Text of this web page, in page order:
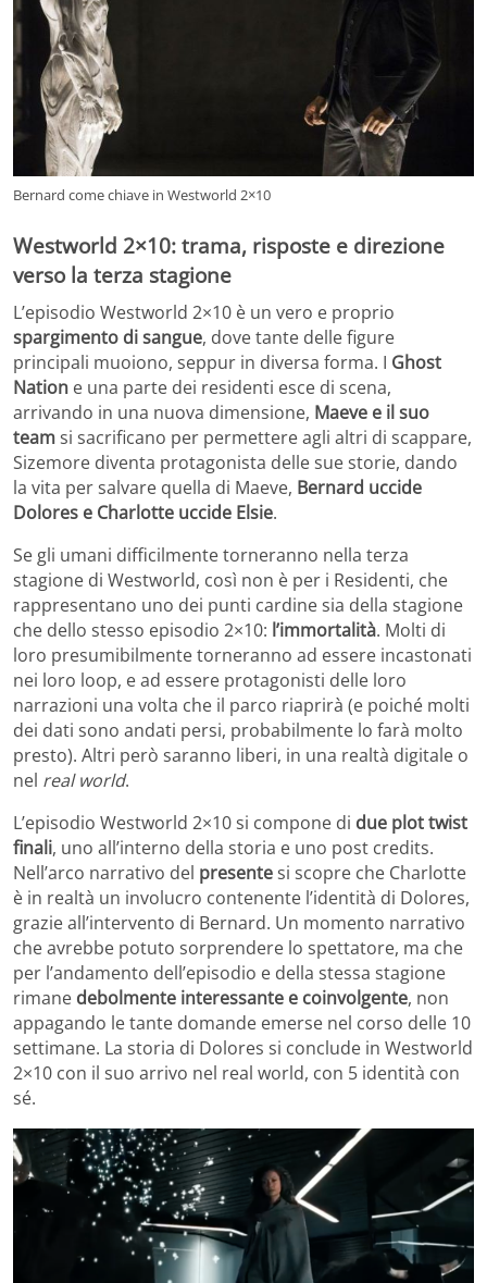
Bernard come chiave in Westworld 2×10
Westworld 2×10: trama, risposte e direzione
verso la terza stagione
L’episodio Westworld 2×10 è un vero e proprio
spargimento di sangue, dove tante delle figure
principali muoiono, seppur in diversa forma. I Ghost
Nation e una parte dei residenti esce di scena,
arrivando in una nuova dimensione, Maeve e il suo
teamsi sacrificano per permettere agli altri di scappare,
Sizemore diventa protagonista delle sue storie, dando
la vita per salvare quella di Maeve, Bernard uccide
Dolores e Charlotte uccide Elsie.
Se gli umani difficilmente torneranno nella terza
stagione di Westworld, così non è per i Residenti, che
rappresentano uno dei punti cardine sia della stagione
che dello stesso episodio 2×10: l’immortalità. Molti di
loro presumibilmente torneranno ad essere incastonati
nei loro loop, e ad essere protagonisti delle loro
narrazioni una volta che il parco riaprirà (e poiché molti
dei dati sono andati persi, probabilmente lo farà molto
presto). Altri però saranno liberi, in una realtà digitale o
nel real world.
L’episodio Westworld 2×10 si compone di due plot twist
finali, uno all’interno della storia e uno post credits.
Nell’arco narrativo del presentesi scopre che Charlotte
è in realtà un involucro contenente l’identità di Dolores,
grazie all’intervento di Bernard. Un momento narrativo
che avrebbe potuto sorprendere lo spettatore, ma che
per l’andamento dell’episodio e della stessa stagione
rimane debolmente interessante e coinvolgente, non
appagando le tante domande emerse nel corso delle 10
settimane. La storia di Dolores si conclude in Westworld
2×10 con il suo arrivo nel real world, con 5 identità con
sé.